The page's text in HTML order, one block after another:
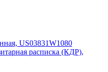
US03831W1080
расписка (КДР),